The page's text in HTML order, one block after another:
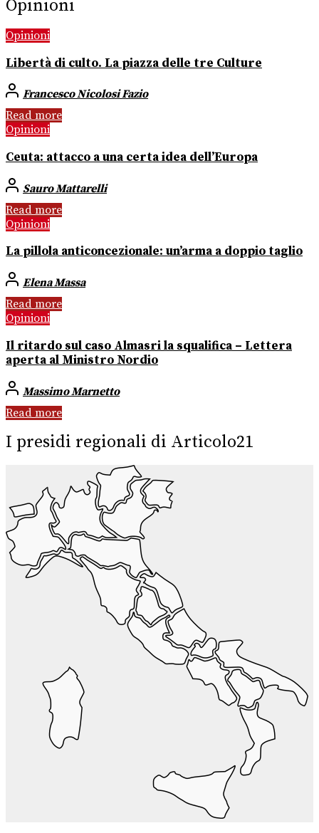
Opinioni
Opinioni
Libertà di culto. La piazza delle tre Culture
Francesco Nicolosi Fazio
Read more
Opinioni
Ceuta: attacco a una certa idea dell’Europa
Sauro Mattarelli
Read more
Opinioni
La pillola anticoncezionale: un’arma a doppio taglio
Elena Massa
Read more
Opinioni
Il ritardo sul caso Almasri la squalifica – Lettera
aperta al Ministro Nordio
Massimo Marnetto
Read more
I presidi regionali di Articolo21